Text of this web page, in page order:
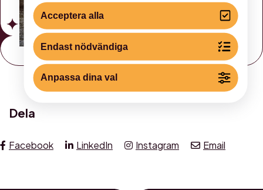
Dela
Facebook LinkedIn Instagram Email
Acceptera alla
Endast nödvändiga
Anpassa dina val